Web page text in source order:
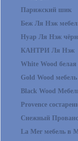
Парижский шик
Беж Ля Нэж
Нуар Ля Нэж
КАНТРИ Ля Нэж
White Wood
Gold Wood
Black Wood
Provence
Снежный
La Mer мебель в